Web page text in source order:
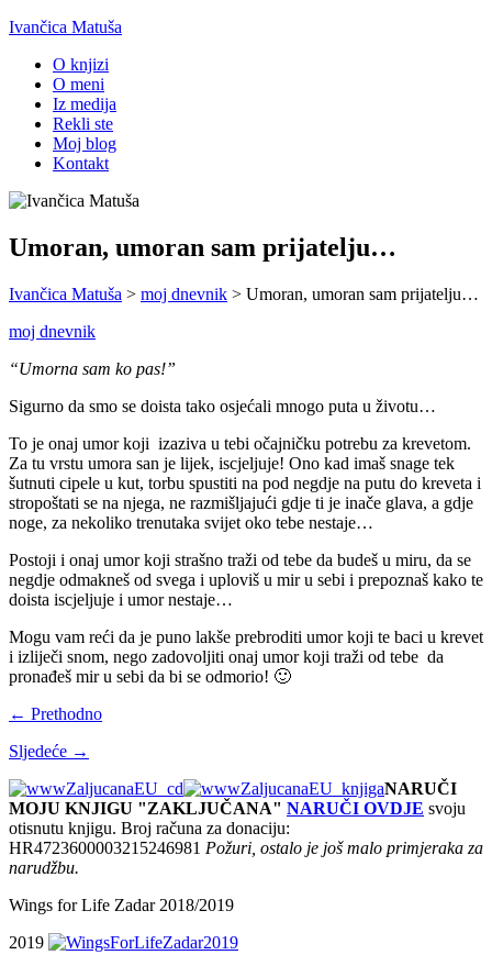
Ivančica Matuša
O knjizi
O meni
Iz medija
Rekli ste
Moj blog
Kontakt
Umoran, umoran sam prijatelju…
Ivančica Matuša > moj dnevnik > Umoran, umoran sam prijatelju…
moj dnevnik
“Umorna sam ko pas!”
Sigurno da smo se doista tako osjećali mnogo puta u životu…
To je onaj umor koji izaziva u tebi očajničku potrebu za krevetom.
Za tu vrstu umora san je lijek, iscjeljuje! Ono kad imaš snage tek
šutnuti cipele u kut, torbu spustiti na pod negdje na putu do kreveta i
stropoštati se na njega, ne razmišljajući gdje ti je inače glava, a gdje
noge, za nekoliko trenutaka svijet oko tebe nestaje…
Postoji i onaj umor koji strašno traži od tebe da budeš u miru, da se
negdje odmakneš od svega i uploviš u mir u sebi i prepoznaš kako te
doista iscjeljuje i umor nestaje…
Mogu vam reći da je puno lakše prebroditi umor koji te baci u krevet
i izliječi snom, nego zadovoljiti onaj umor koji traži od tebe da
pronađeš mir u sebi da bi se odmorio! 🙂
← Prethodno
Sljedeće →
NARUČI
MOJU KNJIGU "ZAKLJUČANA" NARUČI OVDJE svoju
otisnutu knjigu. Broj računa za donaciju:
HR4723600003215246981 Požuri, ostalo je još malo primjeraka za
narudžbu.
Wings for Life Zadar 2018/2019
2019